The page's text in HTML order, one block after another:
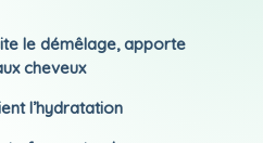
le démêlage, apporte
cheveux
l’hydratation